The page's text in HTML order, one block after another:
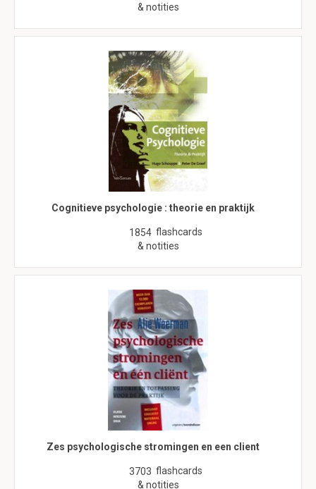
& notities
Cognitieve psychologie : theorie en praktijk
1854 flashcards
& notities
Zes psychologische stromingen en een client
3703 flashcards
& notities